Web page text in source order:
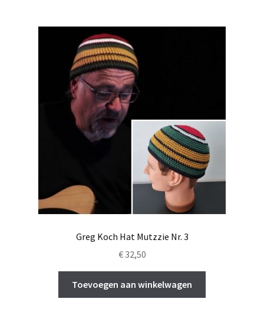
Greg Koch Hat Mutzzie Nr. 3
€32,50
Toevoegen aan winkelwagen